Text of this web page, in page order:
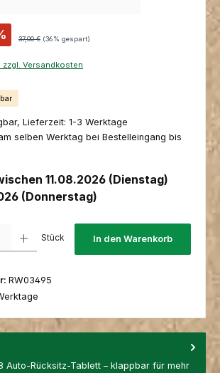
Regulärer Preis:
37,00 € (36% gespart)
zzgl. Versandkosten
Lieferzeit: 1-3 Werktage
selben Werktag bei Bestelleingang bis
11.08.2026 (Dienstag)
(Donnerstag)
Stück In den Warenkorb
RW03495
Auto-Rücksitz-Tablett – klappbar für mehr